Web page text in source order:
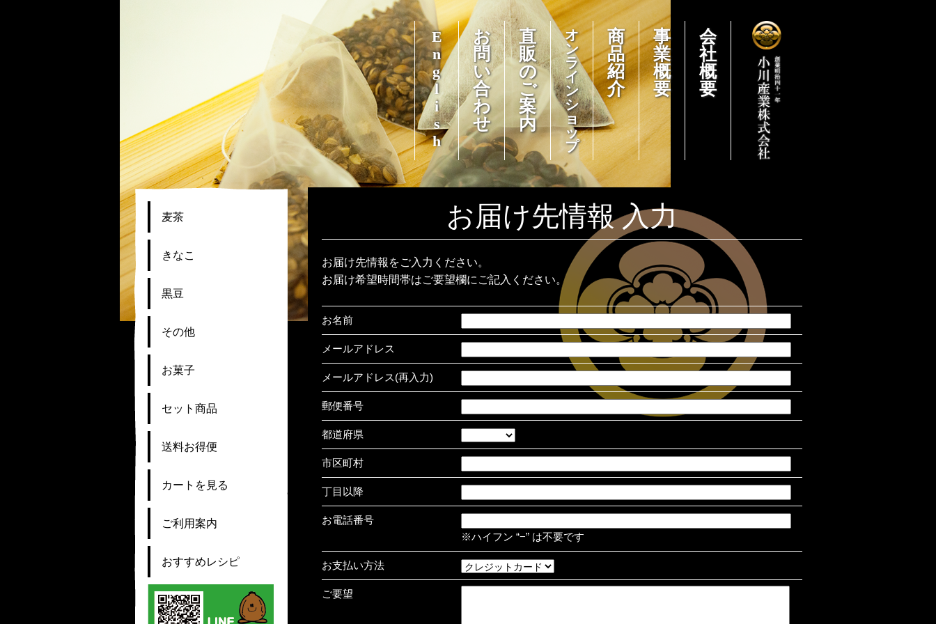
会
社
概
要
事
業
概
要
商
品
紹
介
オ
ン
ラ
イ
ン
シ
ョ
ッ
プ
直
販
の
ご
案
内
お
問
い
合
わ
せ
English
麦茶
きなこ
黒豆
その他
お菓子
セット商品
送料お得便
カートを見る
ご利用案内
おすすめレシピ
お届け先情報 入力
お届け先情報をご入力ください。
お届け希望時間帯はご要望欄にご記入ください。
お名前
メールアドレス
メールアドレス(再入力)
郵便番号
都道府県
市区町村
丁目以降
お電話番号
※ハイフン “−” は不要です
お支払い方法
ご要望